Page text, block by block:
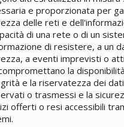
e proporzionata per
delle reti e
di una rete o di un
di resistere, a un
a eventi imprevisti o
la
e la riservatezza dei
o trasmessi e la
offerti o resi accessibili